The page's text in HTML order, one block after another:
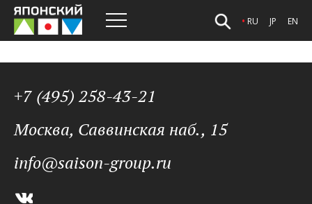
RU JP EN
Элемент не найден!
rolex replicas for sale cheap1:1 clone rolexbest replica
+7 (495) 258-43-21
Москва, Саввинская наб., 15
info@saison-group.ru